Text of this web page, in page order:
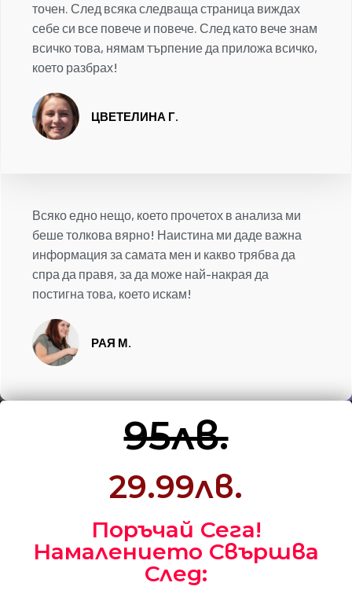
точен. След всяка следваща страница виждах
себе си все повече и повече. След като вече знам
всичко това, нямам търпение да приложа всичко,
което разбрах!
ЦВЕТЕЛИНА Г.
Всяко едно нещо, което прочетох в анализа ми
беше толкова вярно! Наистина ми даде важна
информация за самата мен и какво трябва да
спра да правя, за да може най-накрая да
постигна това, което искам!
РАЯ М.
95лв.
29.99лв.
Поръчай Сега!
Намалението Свършва
След: